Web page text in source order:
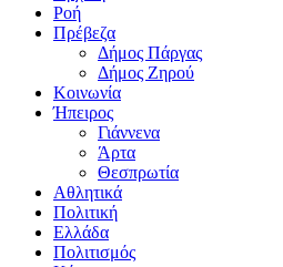
Ροή
Πρέβεζα
Δήμος Πάργας
Δήμος Ζηρού
Κοινωνία
Ήπειρος
Γιάννενα
Άρτα
Θεσπρωτία
Αθλητικά
Πολιτική
Ελλάδα
Πολιτισμός